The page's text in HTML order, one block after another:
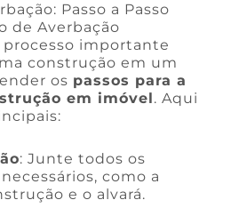
Passo a Passo
de Averbação
importante
construção em um
os passos para a
em imóvel. Aqui
: Junte todos os
como a
e o alvará.